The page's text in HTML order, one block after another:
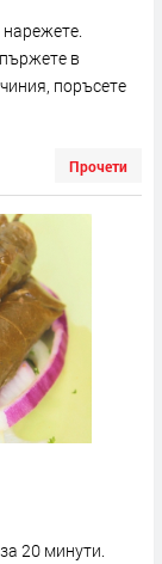
нарежете.
в
поръсете
Прочети
20 минути.